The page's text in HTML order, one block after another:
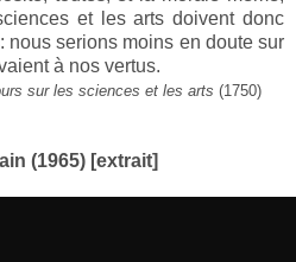
et les arts doivent donc
nous serions moins en doute sur
à nos vertus.
sur les sciences et les arts (1750)
(1965) [extrait]